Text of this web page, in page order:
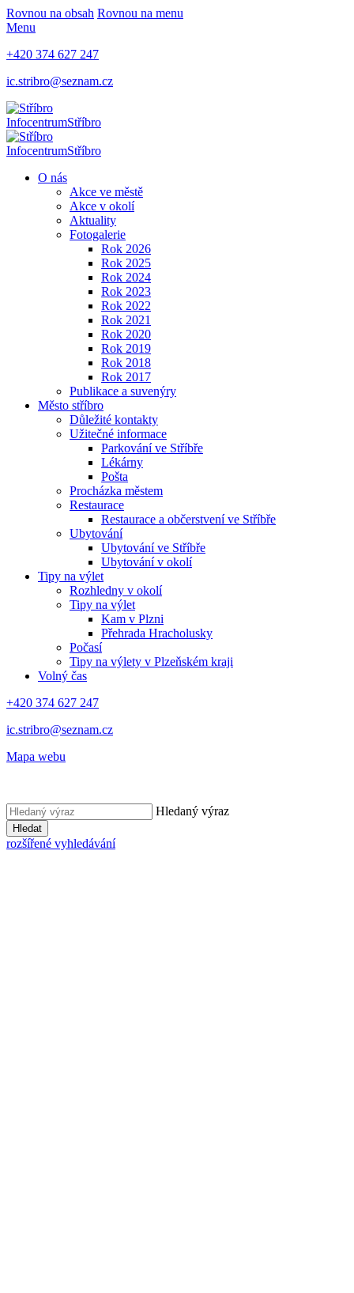
Rovnou na obsah Rovnou na menu
Menu
+420 374 627 247
ic.stribro@seznam.cz
InfocentrumStříbro
InfocentrumStříbro
O nás
Akce ve městě
Akce v okolí
Aktuality
Fotogalerie
Rok 2026
Rok 2025
Rok 2024
Rok 2023
Rok 2022
Rok 2021
Rok 2020
Rok 2019
Rok 2018
Rok 2017
Publikace a suvenýry
Město stříbro
Důležité kontakty
Užitečné informace
Parkování ve Stříbře
Lékárny
Pošta
Procházka městem
Restaurace
Restaurace a občerstvení ve Stříbře
Ubytování
Ubytování ve Stříbře
Ubytování v okolí
Tipy na výlet
Rozhledny v okolí
Tipy na výlet
Kam v Plzni
Přehrada Hracholusky
Počasí
Tipy na výlety v Plzeňském kraji
Volný čas
+420 374 627 247
ic.stribro@seznam.cz
Mapa webu
Hledaný výraz
Hledat
rozšířené vyhledávání